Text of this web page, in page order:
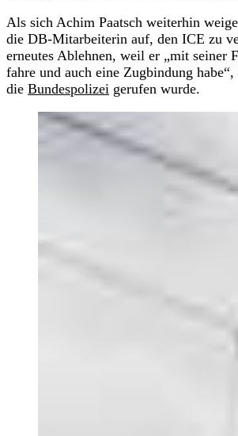
Als sich Achim Paatsch weiterhin
die DB-Mitarbeiterin auf, den ICE zu
erneutes Ablehnen, weil er „mit seiner
fahre und auch eine Zugbindung
die Bundespolizei gerufen wurde.